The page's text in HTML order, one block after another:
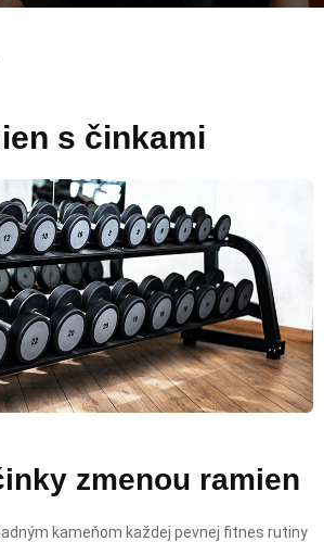
s činkami
zmenou ramien
kameňom každej pevnej fitnes rutiny